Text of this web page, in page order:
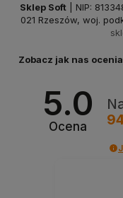
Sklep Soft | NIP:
021 Rzeszów, woj.
Zobacz jak nas
5.0
Ocena